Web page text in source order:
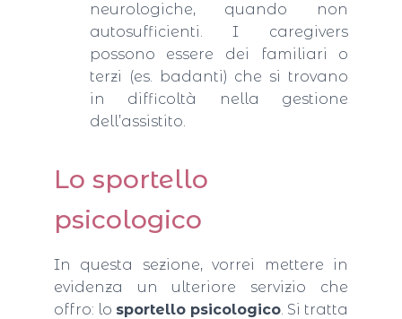
neurologiche, quando non
autosufficienti. I caregivers
possono essere dei familiari o
terzi (es. badanti) che si trovano
in difficoltà nella gestione
dell’assistito.
Lo sportello
psicologico
In questa sezione, vorrei mettere in
evidenza un ulteriore servizio che
offro: lo sportello psicologico. Si tratta